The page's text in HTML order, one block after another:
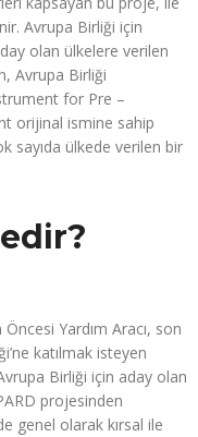
Avrupa Birliği için
olan ülkelere verilen
Avrupa Birliği
for Pre –
orijinal ismine sahip
sayıda ülkede verilen bir
Yardım Aracı, son
katılmak isteyen
Birliği için aday olan
projesinden
genel olarak kırsal ile